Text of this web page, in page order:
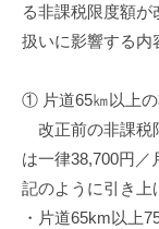
る非課税限度額
扱いに影響する内
① 片道65㎞以上
改正前の非課税
は一律38,700円
記のように引き上
・片道65km以上